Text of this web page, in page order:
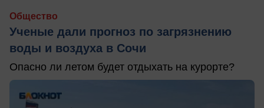
Общество
Ученые дали прогноз по загрязнению
воды и воздуха в Сочи
Опасно ли летом будет отдыхать на курорте?